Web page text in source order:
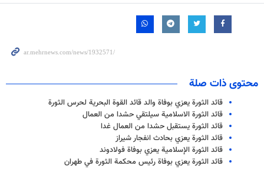
محتوى ذات صلة
قائد الثورة يعزي بوفاة والد قائد القوة البحرية لحرس الثورة
قائد الثورة الاسلامیة سیلتقي حشدا من العمال
قائد الثورة يستقبل حشدا من العمال غدا
قائد الثورة يعزي بحادث انفجار شيراز
قائد الثورة الإسلامية يعزي بوفاة فولادوند
قائد الثورة يعزي بوفاة رئيس محكمة الثورة في طهران